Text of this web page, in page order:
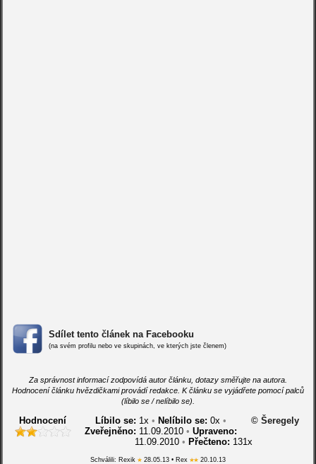
Sdílet tento článek na Facebooku
(na svém profilu nebo ve skupinách, ve kterých jste členem)
Za správnost informací zodpovídá autor článku, dotazy směřujte na autora.
Hodnocení článku hvězdičkami provádí redakce. K článku se vyjádřete pomocí palců
(líbilo se / nelíbilo se).
© Šeregely
Hodnocení Líbilo se: 1x• Nelíbilo se: 0x•
Zveřejněno: 11.09.2010• Upraveno:
11.09.2010 • Přečteno: 131x
Schválili: Rexik 28.05.13 • Rex 20.10.13